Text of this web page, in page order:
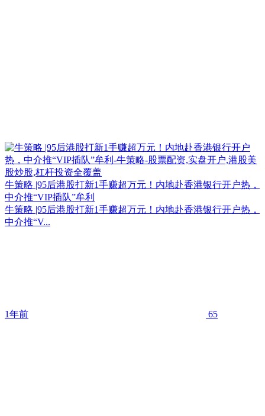
牛策略 |95后港股打新1手赚超万元！内地赴香港银行开户热，
中介推“VIP插队”牟利
牛策略 |95后港股打新1手赚超万元！内地赴香港银行开户热，
中介推“V...
1年前 65